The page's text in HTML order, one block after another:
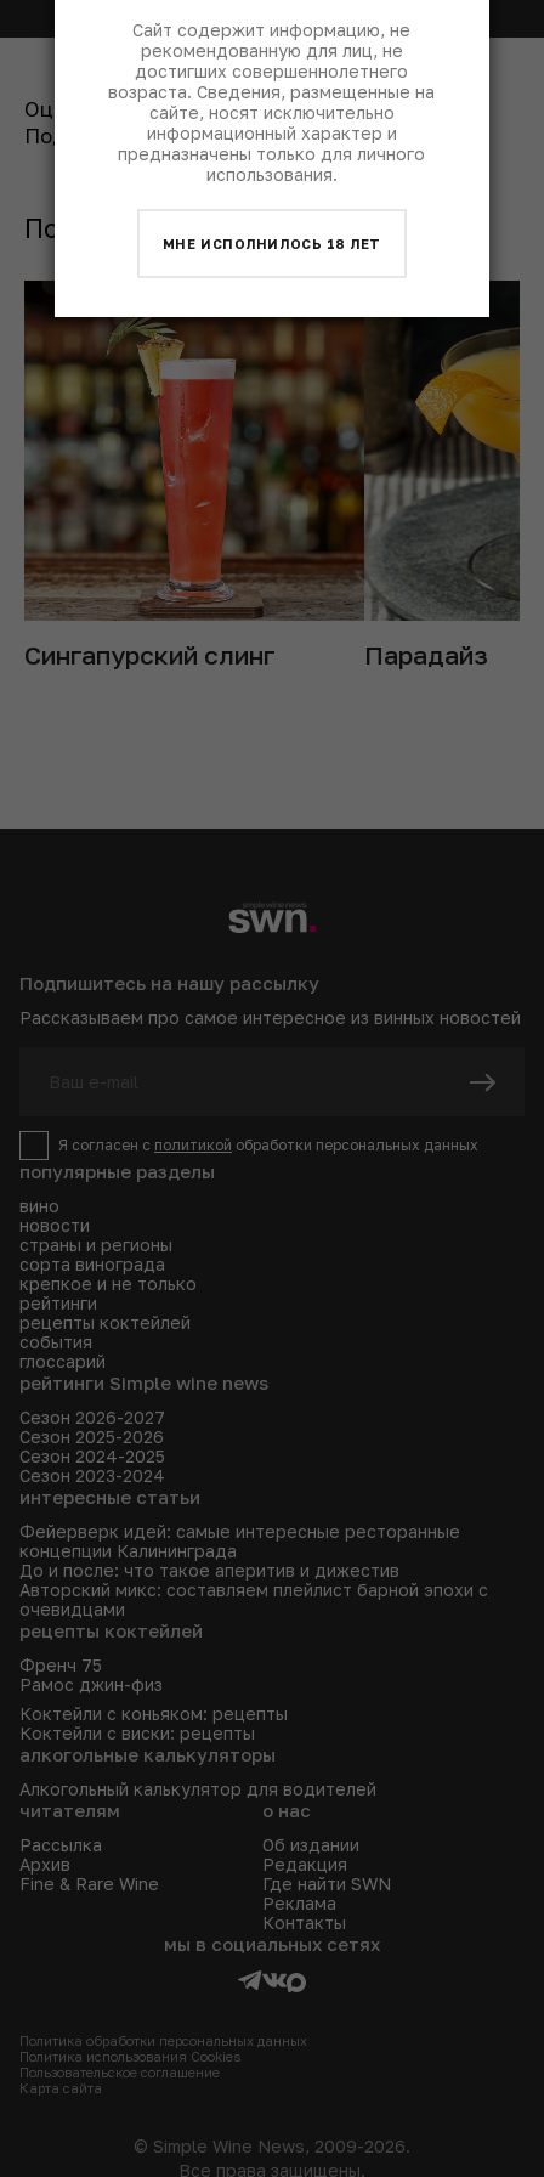
Оценить рецепт:
Поделиться:
Похожие коктейли с джином
Сингапурский слинг Парадайз
популярные разделы
вино
новости
страны и регионы
сорта винограда
крепкое и не только
рейтинги
рецепты коктейлей
события
глоссарий
рейтинги Simple wine news
Сезон 2026-2027
Сезон 2025-2026
Сезон 2024-2025
Сезон 2023-2024
интересные статьи
Фейерверк идей: самые интересные ресторанные
концепции Калининграда
До и после: что такое аперитив и дижестив
Авторский микс: составляем плейлист барной эпохи с
очевидцами
рецепты коктейлей
Френч 75
Рамос джин-физ
Коктейли с коньяком: рецепты
Коктейли с виски: рецепты
алкогольные калькуляторы
Алкогольный калькулятор для водителей
читателям
Рассылка
Архив
Fine & Rare Wine
о нас
Об издании
Редакция
Где найти SWN
Реклама
Контакты
Подпишитесь на нашу рассылку
Рассказываем про самое интересное из винных новостей
Я согласен с политикой обработки персональных данных
мы в социальных сетях
Политика обработки персональных данных
Политика использования Сookies
Пользовательское соглашение
Карта сайта
© Simple Wine News, 2009-2026.
Все права защищены.
Сайт содержит информацию, не
рекомендованную для лиц, не
достигших совершеннолетнего
возраста. Сведения, размещенные на
сайте, носят исключительно
информационный характер и
предназначены только для личного
использования.
МНЕ ИСПОЛНИЛОСЬ 18 ЛЕТ